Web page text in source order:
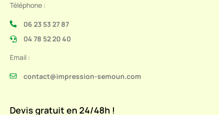
Téléphone :
06 23 53 27 87
04 78 52 20 40
Email :
contact@impression-semoun.com
Devis gratuit en 24/48h !